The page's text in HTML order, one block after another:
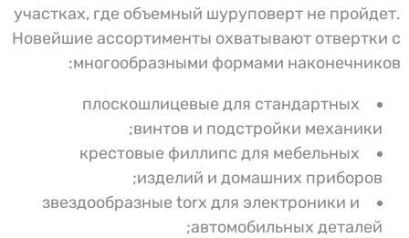
участках, где объемный шуруповерт не пройдет.
Новейшие ассортименты охватывают отвертки с
многообразными формами наконечников:
плоскошлицевые для стандартных
винтов и подстройки механики;
крестовые филлипс для мебельных
изделий и домашних приборов;
звездообразные torx для электроники и
автомобильных деталей;